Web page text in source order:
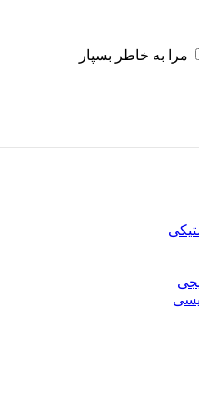
مرا به خاطر بسپار